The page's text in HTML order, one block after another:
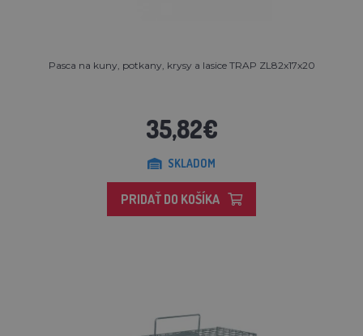
Pasca na kuny, potkany, krysy a lasice TRAP ZL82x17x20
35,82€
SKLADOM
PRIDAŤ DO KOŠÍKA